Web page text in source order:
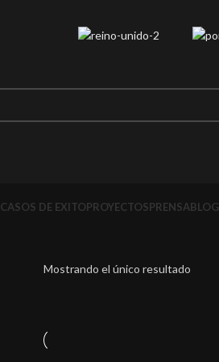
CASOS DE EXITOPROYECTOSPRENSABLOG
Mostrando el único resultado